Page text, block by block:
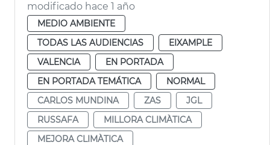
modificado hace 1 año
MEDIO AMBIENTE
TODAS LAS AUDIENCIAS
EIXAMPLE
VALENCIA
EN PORTADA
EN PORTADA TEMÁTICA
NORMAL
CARLOS MUNDINA
ZAS
JGL
RUSSAFA
MILLORA CLIMÀTICA
MEJORA CLIMÀTICA